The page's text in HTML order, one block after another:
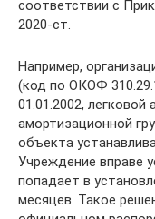
соответствии с
2020-ст.
Например,
(код по ОКОФ
01.01.2002,
амортизационной
объекта
Учреждение вправе
попадает в
месяцев. Такое